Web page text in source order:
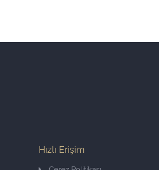
Hızlı Erişim